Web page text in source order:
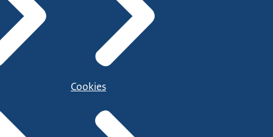
Cookies